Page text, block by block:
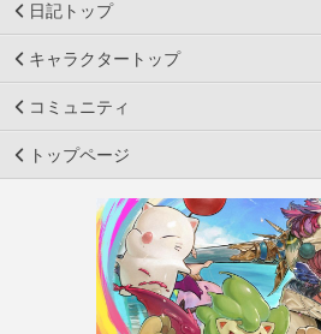
日記トップ
キャラクタートップ
コミュニティ
トップページ